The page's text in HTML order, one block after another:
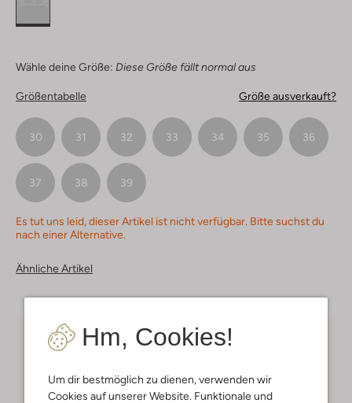
Hm, Cookies!
Um dir bestmöglich zu dienen, verwenden wir
Cookies auf unserer Website. Funktionale und
Wähle deine Größe: Diese Größe fällt normal aus
Größentabelle Größe ausverkauft?
30 31 32 33 34 35 36
37 38 39
Es tut uns leid, dieser Artikel ist nicht verfügbar. Bitte suchst du
nach einer Alternative.
Ähnliche Artikel
Kostenloser Versandab € 75 für Club-Omoda
Kauf auf Rechnung 30 Tagen Rückgaberecht